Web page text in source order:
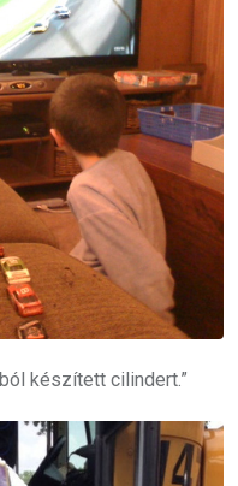
készített cilindert.”